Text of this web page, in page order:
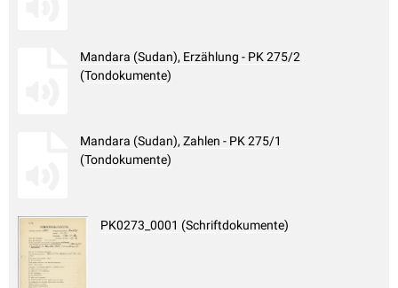
Mandara (Sudan), Erzählung - PK 275/2
(Tondokumente)
Mandara (Sudan), Zahlen - PK 275/1
(Tondokumente)
PK0273_0001 (Schriftdokumente)